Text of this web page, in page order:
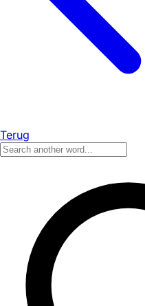
Terug